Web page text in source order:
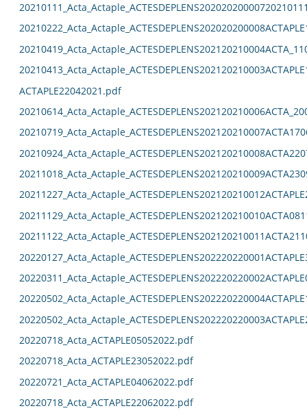
ACTAPLE22042021.pdf
20220718_Acta_ACTAPLE05052022.pdf
20220718_Acta_ACTAPLE23052022.pdf
20220721_Acta_ACTAPLE04062022.pdf
20220718_Acta_ACTAPLE22062022.pdf